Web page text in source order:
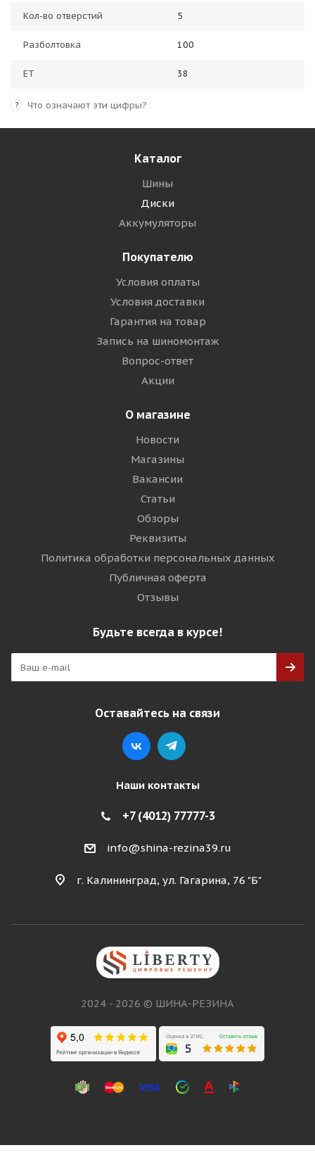
Kол-во отверстий 5
Разболтовка 100
ET 38
? Что означают эти цифры?
Каталог
Шины
Диски
Аккумуляторы
Покупателю
Условия оплаты
Условия доставки
Гарантия на товар
Запись на шиномонтаж
Вопрос-ответ
Акции
О магазине
Новости
Магазины
Вакансии
Статьи
Обзоры
Реквизиты
Политика обработки персональных данных
Публичная оферта
Отзывы
Будьте всегда в курсе!
Оставайтесь на связи
Наши контакты
+7 (4012) 77777-3
info@shina-rezina39.ru
г. Калининград, ул. Гагарина, 76 "Б"
2024 - 2026 © ШИНА-РЕЗИНА